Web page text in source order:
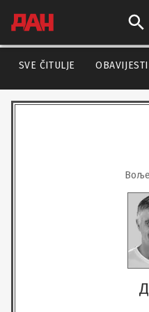
SVE ČITULJE OBAVIJESTI